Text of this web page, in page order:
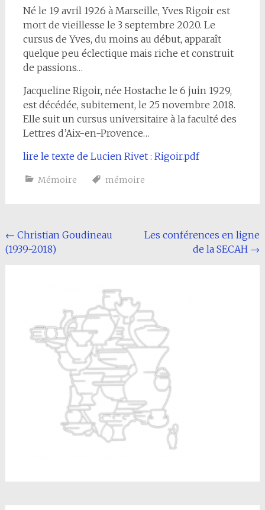
Né le 19 avril 1926 à Marseille, Yves Rigoir est
mort de vieillesse le 3 septembre 2020. Le
cursus de Yves, du moins au début, apparaît
quelque peu éclectique mais riche et construit
de passions…
Jacqueline Rigoir, née Hostache le 6 juin 1929,
est décédée, subitement, le 25 novembre 2018.
Elle suit un cursus universitaire à la faculté des
Lettres d’Aix-en-Provence…
lire le texte de Lucien Rivet : Rigoir.pdf
Mémoire mémoire
Navigation
de
← Christian Goudineau
(1939-2018)
Les conférences en ligne
de la SECAH →